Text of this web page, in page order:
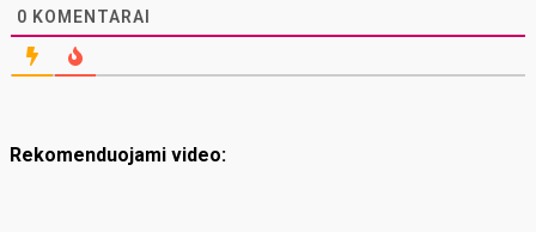
0 KOMENTARAI
Rekomenduojami video: